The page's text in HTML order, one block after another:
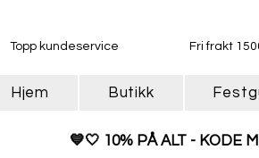
Topp kundeservice Fri frakt
Hjem Butikk
💙🤍 10% PÅ ALT - KODE